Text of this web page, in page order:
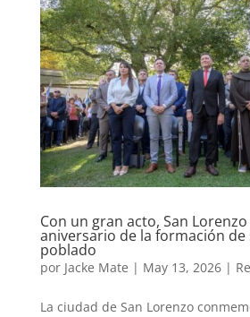
Con un gran acto, San
aniversario de la formación
poblado
por Jacke Mate | May 13, 2026|
La ciudad de San Lorenzo